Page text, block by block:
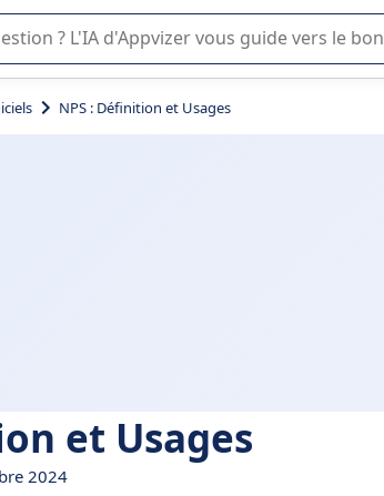
vous guide dans l'utilisation ou la sélection
NPS : Définition et Usages
et Usages
2024